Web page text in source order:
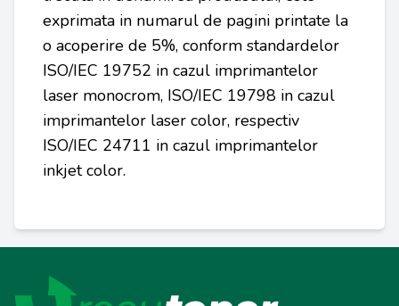
exprimata in numarul de pagini printate la
o acoperire de 5%, conform standardelor
ISO/IEC 19752 in cazul imprimantelor
laser monocrom, ISO/IEC 19798 in cazul
imprimantelor laser color, respectiv
ISO/IEC 24711 in cazul imprimantelor
inkjet color.